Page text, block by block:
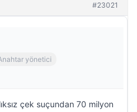
#23021
yönetici
çek suçundan 70 milyon